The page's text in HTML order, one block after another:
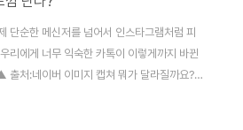
단순한 메신저를 넘어서 인스타그램처럼 피
리에게 너무 익숙한 카톡이 이렇게까지 바뀐
출처:네이버 이미지 캡쳐 뭐가 달라질까요?1.
이 쭉 가나다 순으로 보이죠? 앞으로는 친구